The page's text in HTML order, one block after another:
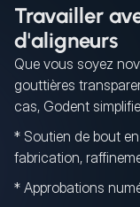
Travailler
d'aligneurs
Que vous soyez
gouttières
cas, Godent
* Soutien de bout
fabrication,
* Approbations